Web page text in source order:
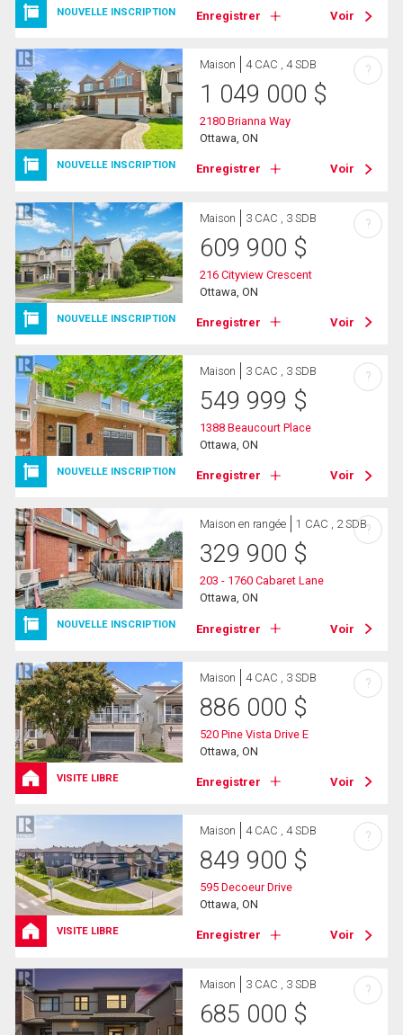
NOUVELLE INSCRIPTION Enregistrer Voir
NOUVELLE INSCRIPTION
Maison 4 CAC , 4 SDB
1 049 000 $
2180 Brianna Way
Ottawa, ON
Enregistrer Voir
?
NOUVELLE INSCRIPTION
Maison 3 CAC , 3 SDB
609 900 $
216 Cityview Crescent
Ottawa, ON
Enregistrer Voir
?
NOUVELLE INSCRIPTION
Maison 3 CAC , 3 SDB
549 999 $
1388 Beaucourt Place
Ottawa, ON
Enregistrer Voir
?
NOUVELLE INSCRIPTION
Maison en rangée 1 CAC , 2 SDB
329 900 $
203 - 1760 Cabaret Lane
Ottawa, ON
Enregistrer Voir
?
VISITE LIBRE
Maison 4 CAC , 3 SDB
886 000 $
520 Pine Vista Drive E
Ottawa, ON
Enregistrer Voir
?
VISITE LIBRE
Maison 4 CAC , 4 SDB
849 900 $
595 Decoeur Drive
Ottawa, ON
Enregistrer Voir
?
Maison 3 CAC , 3 SDB
685 000 $
?